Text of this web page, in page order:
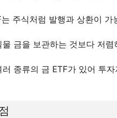
주식처럼 발행과 상환이
물 금을 보관하는 것보다 저
러 종류의 금 ETF가 있어 투